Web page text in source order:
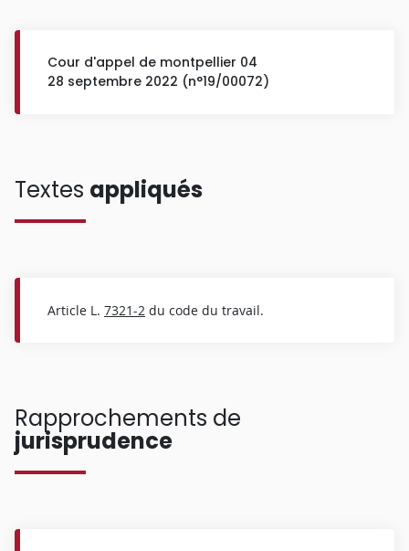
Cour d'appel de montpellier 04
28 septembre 2022 (n°19/00072)
Textes appliqués
Article L. 7321-2 du code du travail.
Rapprochements de
jurisprudence